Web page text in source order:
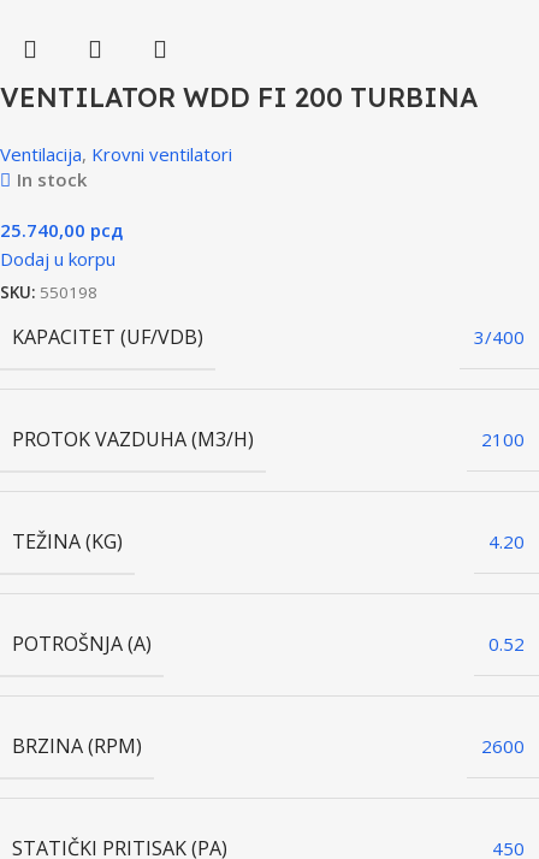
VENTILATOR WDD FI 200 TURBINA
Ventilacija, Krovni ventilatori
In stock
25.740,00 рсд
Dodaj u korpu
SKU: 550198
KAPACITET (UF/VDB) 3/400
PROTOK VAZDUHA (M3/H) 2100
TEŽINA (KG) 4.20
POTROŠNJA (A) 0.52
BRZINA (RPM) 2600
STATIČKI PRITISAK (PA) 450